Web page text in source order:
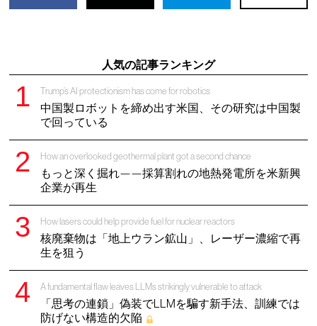
人気の記事ランキング
Trump’s AI protectionism has come for robotics
中国製ロボットを締め出す米国、その研究は中国製
で回っている
How an overlooked geothermal plant got a second chance
もっと深く掘れ——採算割れの地熱発電所を米新興
企業が再生
How lasers could help provide fuel for nuclear reactors
核廃棄物は「地上ウラン鉱山」、レーザー濃縮で再
生を狙う
A fundamental flaw leaves LLMs strikingly vulnerable to attack
「思考の連鎖」偽装でLLMを騙す新手法、訓練では
防げない構造的欠陥